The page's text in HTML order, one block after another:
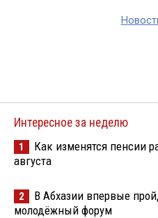
Интересное за неделю
1
Как изменятся пенсии
августа
2
В Абхазии впервые
молодёжный форум